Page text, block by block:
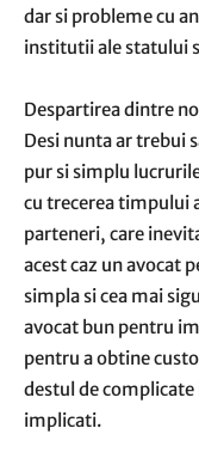
dar si probleme cu
institutii ale statului
Despartirea dintre
Desi nunta ar trebui
pur si simplu
cu trecerea timpului
parteneri, care
acest caz un avocat
simpla si cea mai
avocat bun pentru
pentru a obtine
destul de
implicati.